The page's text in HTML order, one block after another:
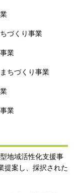
づくり事業
業
ちづくり事業
業
地域活性化支援事
提案し、採択された